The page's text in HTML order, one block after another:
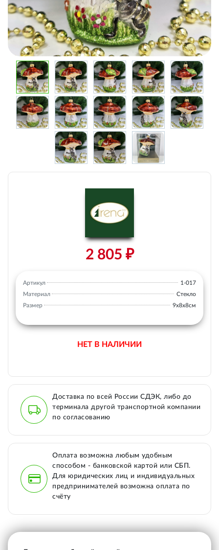
2 805 ₽
Артикул
1-017
Материал
Стекло
Размер
9х8х8см
НЕТ В НАЛИЧИИ
Доставка по всей России СДЭК, либо до
терминала другой транспортной компании
по согласованию
Оплата возможна любым удобным
способом - банковской картой или СБП.
Для юридических лиц и индивидуальных
предпринимателей возможна оплата по
счёту